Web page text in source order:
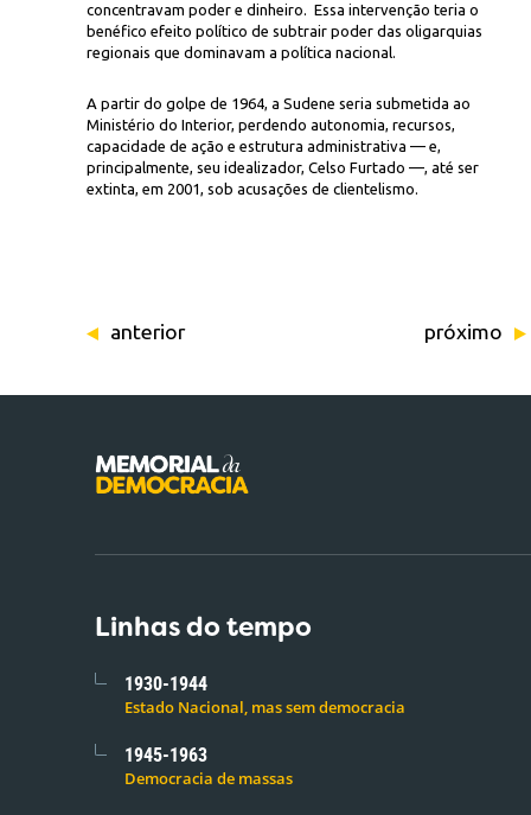
concentravam poder e dinheiro. Essa intervenção teria o
benéfico efeito político de subtrair poder das oligarquias
regionais que dominavam a política nacional.
A partir do golpe de 1964, a Sudene seria submetida ao
Ministério do Interior, perdendo autonomia, recursos,
capacidade de ação e estrutura administrativa — e,
principalmente, seu idealizador, Celso Furtado —, até ser
extinta, em 2001, sob acusações de clientelismo.
anterior próximo
Linhas do tempo
1930-1944
Estado Nacional, mas sem democracia
1945-1963
Democracia de massas